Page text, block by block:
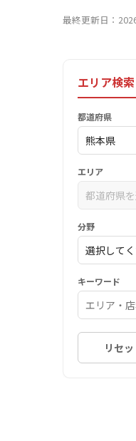
最終更新日：
エリア検索
都道府県
エリア
分野
キーワード
リセ